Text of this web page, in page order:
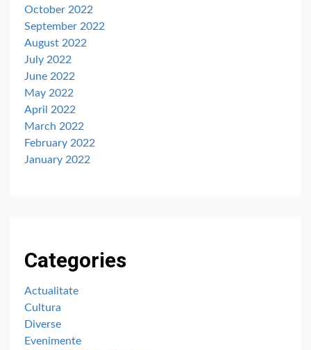
October 2022
September 2022
August 2022
July 2022
June 2022
May 2022
April 2022
March 2022
February 2022
January 2022
Categories
Actualitate
Cultura
Diverse
Evenimente